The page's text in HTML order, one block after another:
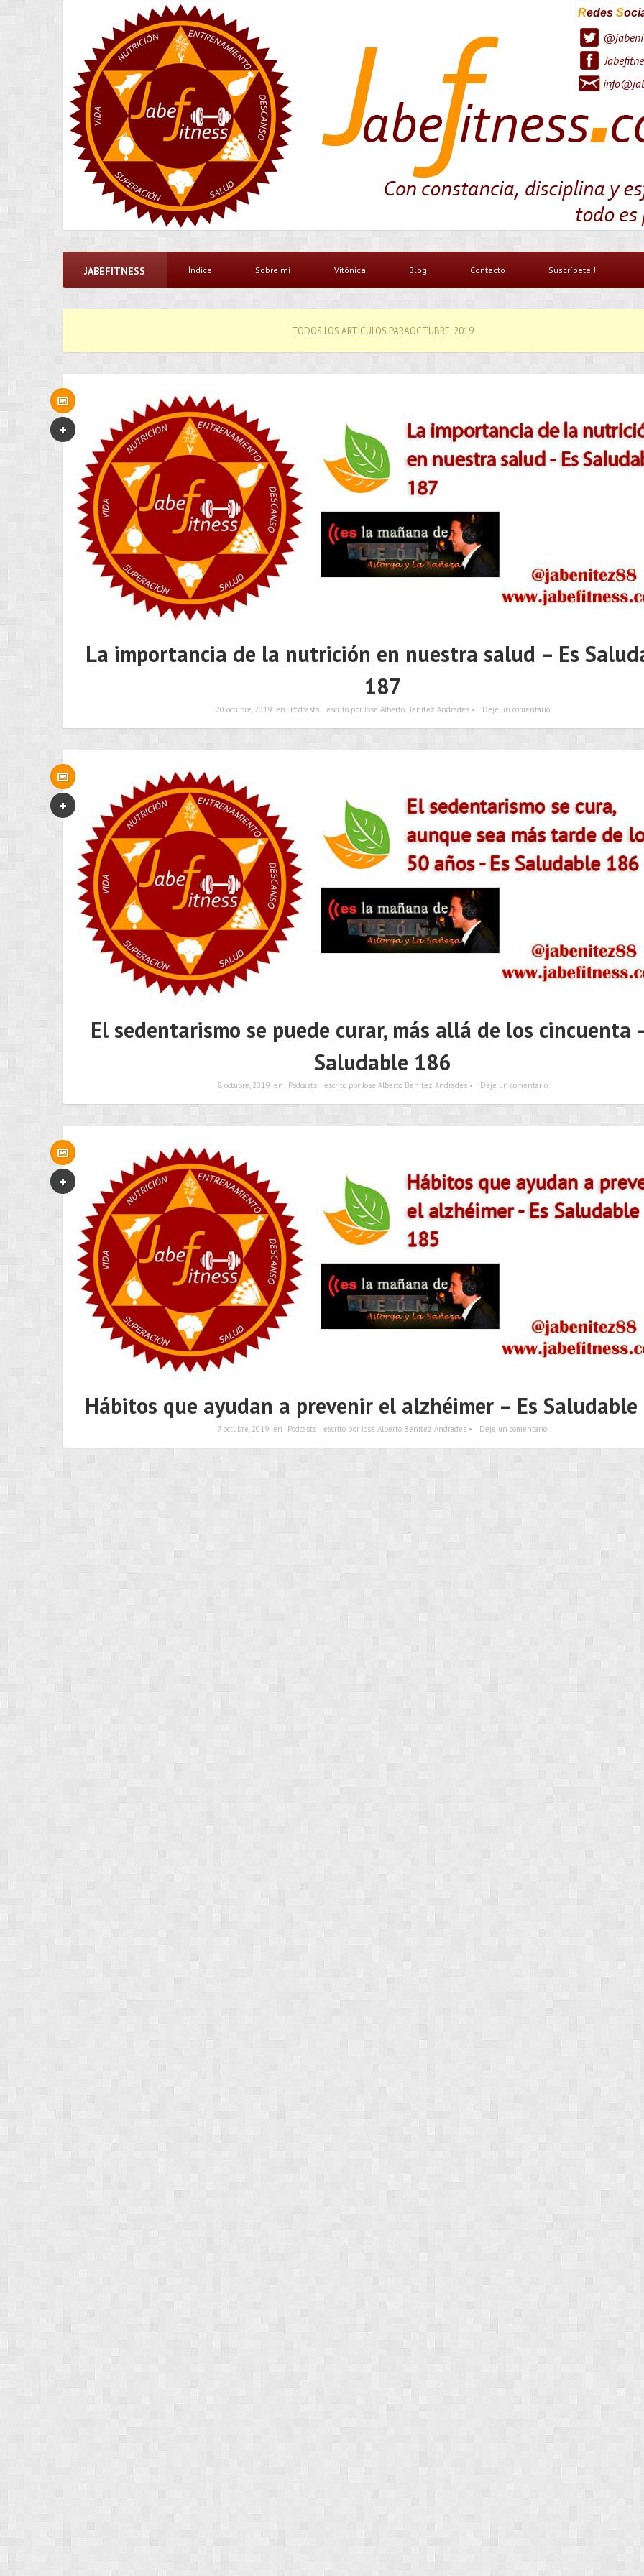
Redes S
JABEFITNESS Índice Sobre mí Vitónica Blog Contacto Suscríbete !
TODOS LOS ARTÍCULOS PARAOCTUBRE, 2019
La importancia de la nutrición en nuestra salud – Es
187
20 octubre, 2019 en Podcasts escrito por Jose Alberto Benítez Andrades • Deje un comentario
El sedentarismo se puede curar, más allá de los cincuenta
Saludable 186
8 octubre, 2019 en Podcasts escrito por Jose Alberto Benítez Andrades • Deje un comentario
Hábitos que ayudan a prevenir el alzhéimer – Es
7 octubre, 2019 en Podcasts escrito por Jose Alberto Benítez Andrades • Deje un comentario